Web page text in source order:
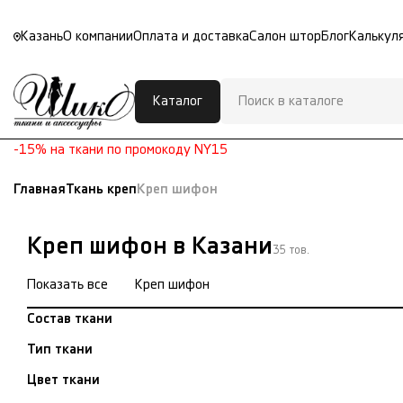
КазаньО компанииОплата и доставкаСалон штор Блог
Каталог
-15% на ткани по промокоду NY15
ГлавнаяТкань креп Креп шифон
Креп шифон в Казани 35 тов.
Показать все Креп шифон
Состав ткани
Тип ткани
Цвет ткани